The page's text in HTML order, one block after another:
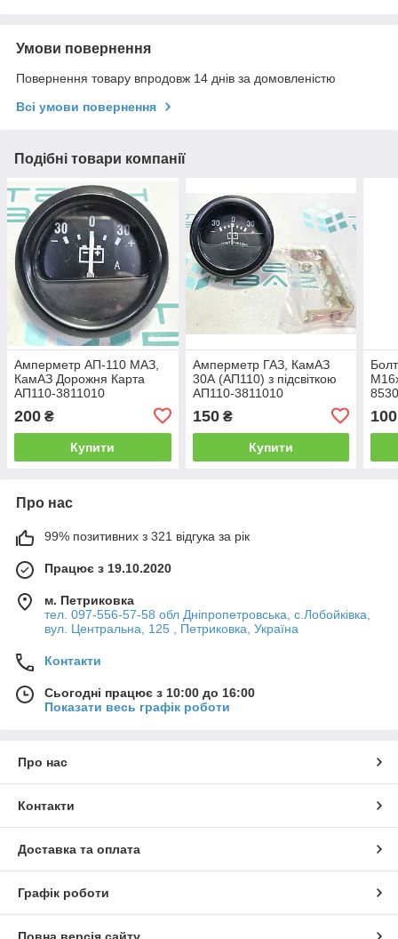
Умови повернення
Повернення товару впродовж 14 днів за домовленістю
Всі умови повернення
Подібні товари компанії
Амперметр АП-110 МАЗ,
КамАЗ Дорожня Карта
АП110-3811010
200 ₴
Купити
Амперметр ГАЗ, КамАЗ
30А (АП110) з підсвіткою
АП110-3811010
150₴
Купити
100
Про нас
99% позитивних з 321 відгука за рік
Працює з 19.10.2020
м. Петриковка
тел. 097-556-57-58 обл Дніпропетровська, с.Лобойківка,
вул. Центральна, 125 , Петриковка, Україна
Контакти
Сьогодні працює з 10:00 до 16:00
Показати весь графік роботи
Про нас
Контакти
Доставка та оплата
Графік роботи